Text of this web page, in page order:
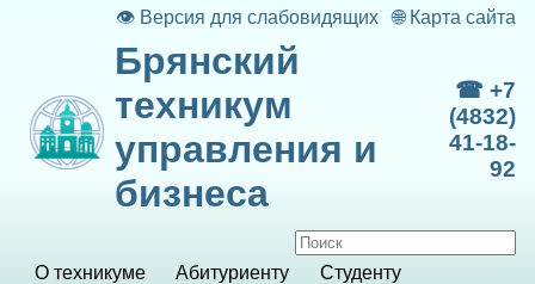
👁Версия для слабовидящих 🌐Карта сайта
Брянский
техникум
управления и
бизнеса
☎ +7
(4832)
41-18-
92
О техникуме Абитуриенту
Студенту